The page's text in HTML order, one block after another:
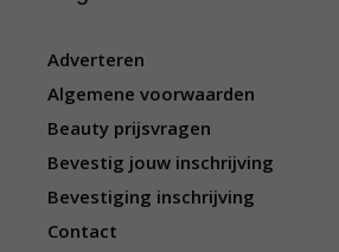
Adverteren
Algemene voorwaarden
Beauty prijsvragen
Bevestig jouw inschrijving
Bevestiging inschrijving
Contact